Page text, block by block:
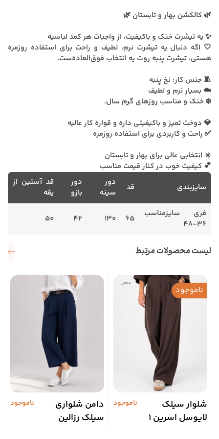
🌿 کالکشن بهار و تابستان 🌿
✨ یه تیشرت خنک و باکیفیت، از واجبات هر کمد لباسیه
🤍 اگه دنبال یه تیشرت نرم، لطیف و راحت برای استفاده روزمره
هستی، تیشرت پنبه روت یه انتخاب فوق‌العاده‌ست.
🧵 جنس کار: نخ پنبه
☁️ بسیار نرم و لطیف
❄️ خنک و مناسب روزهای گرم سال.
💎 دوخت تمیز و باکیفیتی داره و قواره کار عالیه
✅ راحت و کاربردی برای استفاده روزمره
☀️ انتخابی عالی برای بهار و تابستان
💕 کیفیت خوب در کنار قیمت مناسب
سایزبندی
قد
دور
سینه
دور
بازو
قد آستین از
یقه
فری سایزمناسب
36-48
65
130
42
50
لیست محصولات مرتبط
ناموجود
شلوار سیلک
لایوسل اسرین 1
ناموجود
دامن شلواری
سیلک رزالین
ناموجود